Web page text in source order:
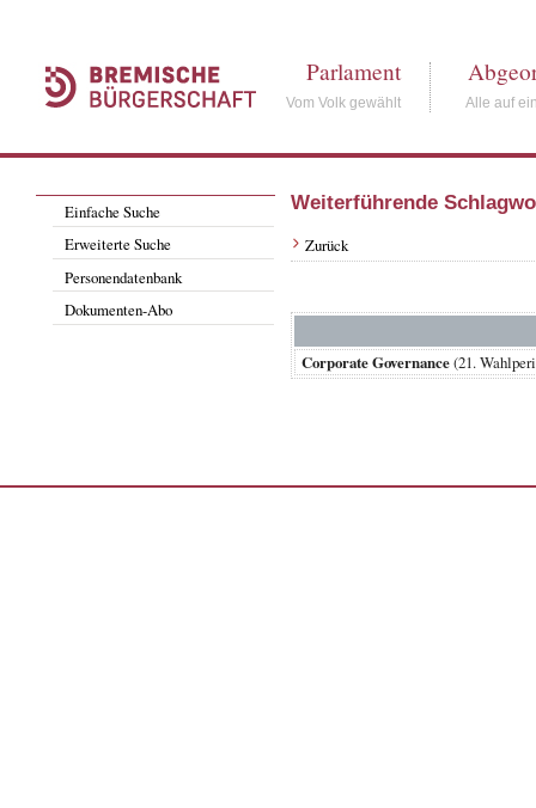
Parlament
Vom Volk gewählt Alle auf
Einfache Suche
Erweiterte Suche
Personendatenbank
Dokumenten-Abo
Weiterführende
Zurück
Corporate Governance(21.